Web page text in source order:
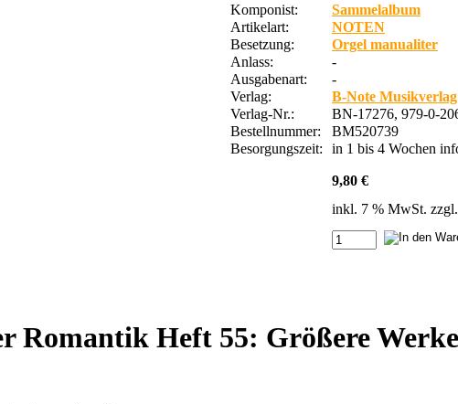
Komponist:
Sammelalbum
Artikelart:
NOTEN
Besetzung:
Orgel manualiter
Anlass:
-
Ausgabenart:
-
Verlag:
B-Note Musikverlag
Verlag-Nr.:
BN-17276, 979-0-
Bestellnummer:
BM520739
Besorgungszeit:
in 1 bis 4 Wochen
9,80 €
inkl. 7 % MwSt. zzgl.
Romantik Heft 55: Größere